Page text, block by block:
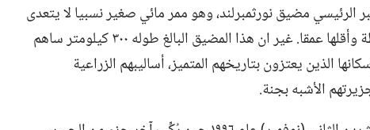
مضيق نورثمبرلند،‏ وهو ممر مائي صغير نسبيا لا يتعدى
عرضه ١٣ كيلومترا في اضيق نقطة وأقلها عمقا.‏ غير ان هذا المضيق البالغ طوله ٣٠٠ كيلومتر ساهم
الذين يعتزون بتاريخهم المتميز،‏ أساليبهم الزراعية
الأشبه بجنة.‏